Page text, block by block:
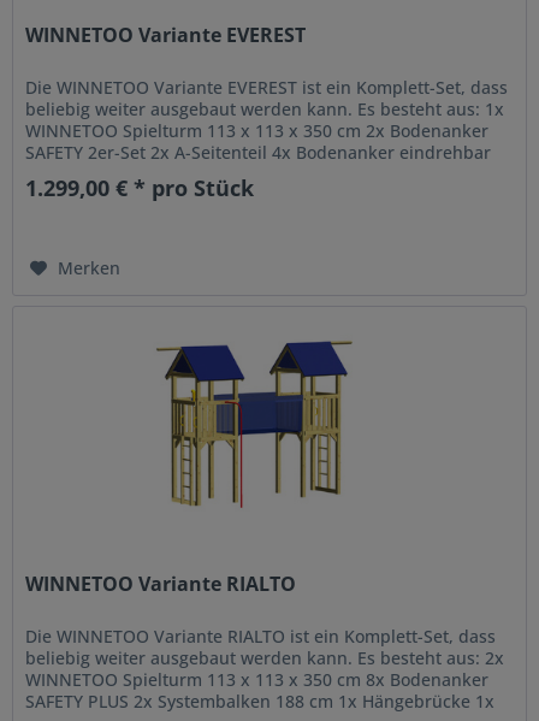
WINNETOO Variante EVEREST
Die WINNETOO Variante EVEREST ist ein Komplett-Set, dass
beliebig weiter ausgebaut werden kann. Es besteht aus: 1x
WINNETOO Spielturm 113 x 113 x 350 cm 2x Bodenanker
SAFETY 2er-Set 2x A-Seitenteil 4x Bodenanker eindrehbar
1.299,00 € * pro Stück
Merken
WINNETOO Variante RIALTO
Die WINNETOO Variante RIALTO ist ein Komplett-Set, dass
beliebig weiter ausgebaut werden kann. Es besteht aus: 2x
WINNETOO Spielturm 113 x 113 x 350 cm 8x Bodenanker
SAFETY PLUS 2x Systembalken 188 cm 1x Hängebrücke 1x